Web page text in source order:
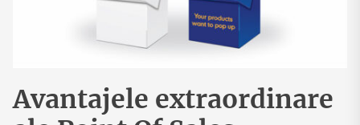
Avantajele extraordinare